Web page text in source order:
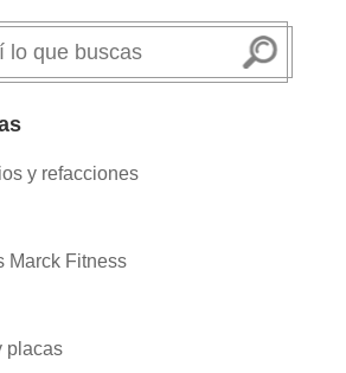
y refacciones
Marck Fitness
placas